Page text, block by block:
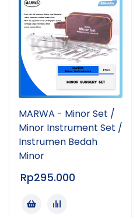
MARWA - Minor Set /
Minor Instrument Set /
Instrumen Bedah
Minor
Rp295.000